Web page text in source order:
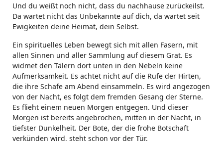
Und du weißt noch nicht, dass du nachhause zurückeilst.
Da wartet nicht das Unbekannte auf dich, da wartet seit
Ewigkeiten deine Heimat, dein Selbst.
Ein spirituelles Leben bewegt sich mit allen Fasern, mit
allen Sinnen und aller Sammlung auf diesem Grat. Es
widmet den Tälern dort unten in den Nebeln keine
Aufmerksamkeit. Es achtet nicht auf die Rufe der Hirten,
die ihre Schafe am Abend einsammeln. Es wird angezogen
von der Nacht, es folgt dem fremden Gesang der Sterne.
Es flieht einem neuen Morgen entgegen. Und dieser
Morgen ist bereits angebrochen, mitten in der Nacht, in
tiefster Dunkelheit. Der Bote, der die frohe Botschaft
verkünden wird, steht schon vor der Tür.